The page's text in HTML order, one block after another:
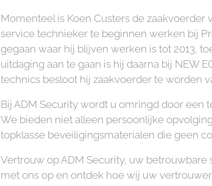
Momenteel is Koen Custers de zaakvoerder
service technieker te beginnen werken bij
gegaan waar hij blijven werken is tot 2013,
uitdaging aan te gaan is hij daarna bij NEW
technics besloot hij zaakvoerder te worden
Bij ADM Security wordt u omringd door een
We bieden niet alleen persoonlijke
topklasse beveiligingsmaterialen die geen
Vertrouw op ADM Security, uw
met ons op en ontdek hoe wij uw